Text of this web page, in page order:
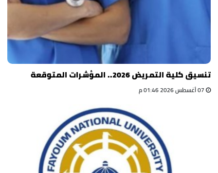
تنسيق كلية التمريض 2026.. المؤشرات المتوقعة